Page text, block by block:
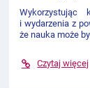
Wykorzystując
i wydarzenia z
że nauka może
Czytaj więcej